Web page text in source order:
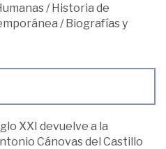
/Historia de
/Biografías y
XXI devuelve a la
Cánovas del Castillo